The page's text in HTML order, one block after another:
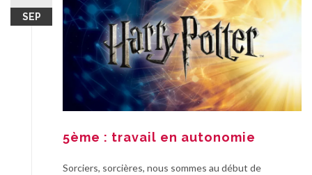
SEP
5ème : travail en autonomie
Sorciers, sorcières, nous sommes au début de